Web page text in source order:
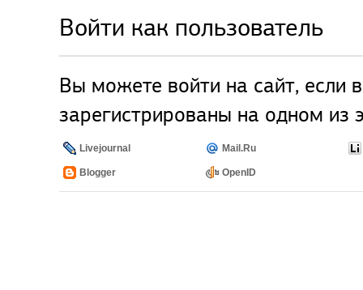
Войти как пользователь
Вы можете войти на сайт, если
зарегистрированы на одном из
Livejournal Mail.Ru
Blogger OpenID